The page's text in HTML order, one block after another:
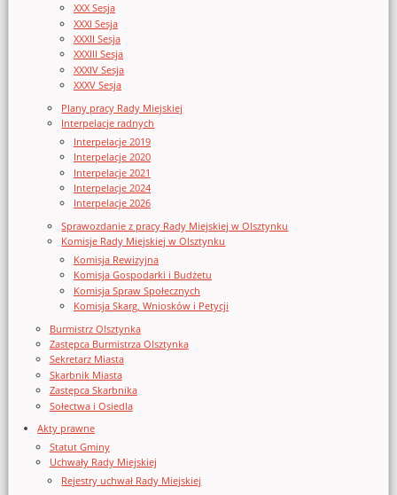
XXX Sesja
XXXI Sesja
XXXII Sesja
XXXIII Sesja
XXXIV Sesja
XXXV Sesja
Plany pracy Rady Miejskiej
Interpelacje radnych
Interpelacje 2019
Interpelacje 2020
Interpelacje 2021
Interpelacje 2024
Interpelacje 2026
Sprawozdanie z pracy Rady Miejskiej w Olsztynku
Komisje Rady Miejskiej w Olsztynku
Komisja Rewizyjna
Komisja Gospodarki i Budżetu
Komisja Spraw Społecznych
Komisja Skarg, Wniosków i Petycji
Burmistrz Olsztynka
Zastępca Burmistrza Olsztynka
Sekretarz Miasta
Skarbnik Miasta
Zastępca Skarbnika
Sołectwa i Osiedla
Akty prawne
Statut Gminy
Uchwały Rady Miejskiej
Rejestry uchwał Rady Miejskiej